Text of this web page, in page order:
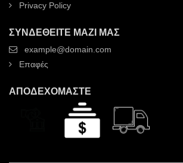
Privacy Policy
ΣΥΝΔΕΘΕΊΤΕ ΜΑΖΊ ΜΑΣ
example@domain.com
Επαφές
ΑΠΟΔΕΧΌΜΑΣΤΕ